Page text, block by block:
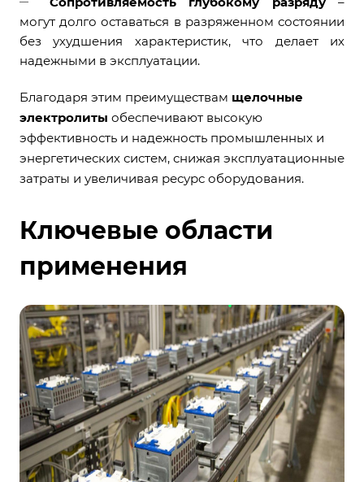
могут долго оставаться в разряженном состоянии
без ухудшения характеристик, что делает их
надежными в эксплуатации.
Благодаря этим преимуществам щелочные
электролиты обеспечивают высокую
эффективность и надежность промышленных и
энергетических систем, снижая эксплуатационные
затраты и увеличивая ресурс оборудования.
Ключевые области
применения